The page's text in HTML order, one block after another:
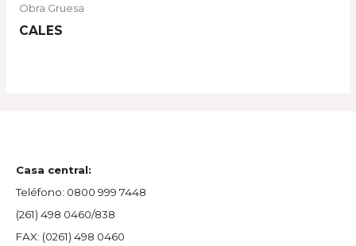
Obra Gruesa
CALES
Casa central:
Teléfono: 0800 999 7448
(261) 498 0460/838
FAX: (0261) 498 0460